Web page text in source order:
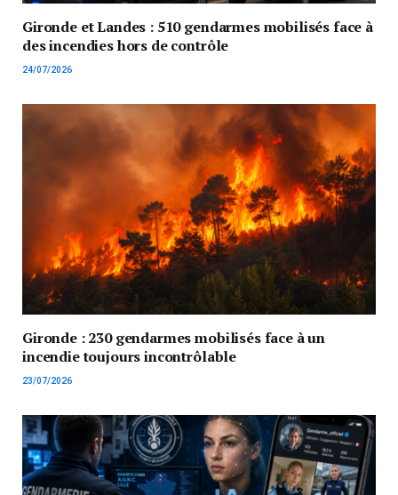
Gironde et Landes : 510 gendarmes mobilisés face à
des incendies hors de contrôle
24/07/2026
Gironde : 230 gendarmes mobilisés face à un
incendie toujours incontrôlable
23/07/2026